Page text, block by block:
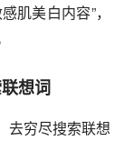
肌美白内容”，
想词
去穷尽搜索联想